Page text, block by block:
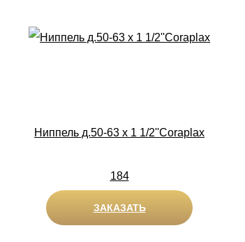
Ниппель д.50-63 х 1 1/2''Coraplax
184
ЗАКАЗАТЬ